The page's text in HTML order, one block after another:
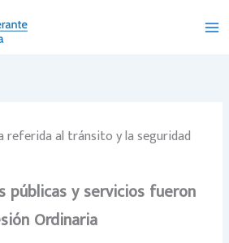
referida al tránsito y la seguridad
públicas y servicios fueron
Ordinaria